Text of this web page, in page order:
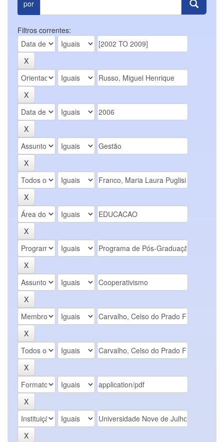
por
Filtros correntes: